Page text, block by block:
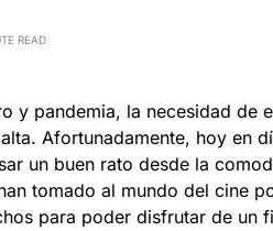
READ
y pandemia, la necesidad de
Afortunadamente, hoy en
un buen rato desde la
tomado al mundo del cine
para poder disfrutar de un